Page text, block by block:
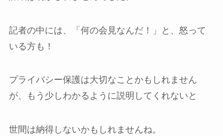
記者の中には、「何の会見なんだ！」と、怒って
いる方も！
プライバシー保護は大切なことかもしれません
が、もう少しわかるように説明してくれないと
世間は納得しないかもしれませんね。